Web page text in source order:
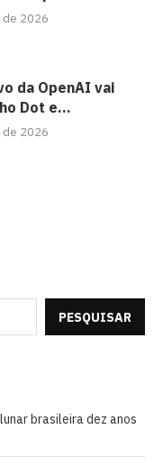
de 2026
da OpenAI vai
Dot e...
de 2026
PESQUISAR
brasileira dez anos